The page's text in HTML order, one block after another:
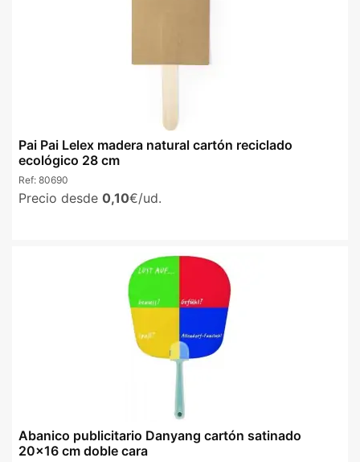
Pai Pai Lelex madera natural cartón reciclado
ecológico 28 cm
Ref: 80690
Precio desde 0,10€/ud.
Abanico publicitario Danyang cartón satinado
20x16 cm doble cara